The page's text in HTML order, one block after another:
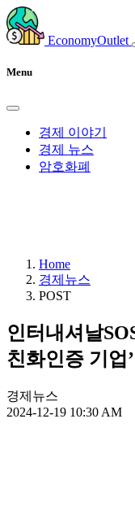
EconomyOutlet
Menu
경제 이야기
경제 뉴스
암호화폐
Home
경제뉴스
POST
인터내셔날
친화인증 기업
경제뉴스
2024-12-19 10:30 AM